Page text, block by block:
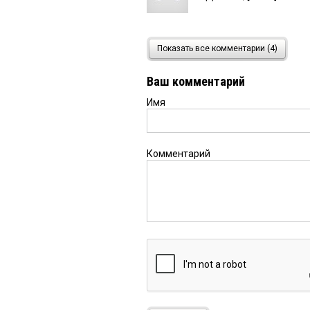
24 мая 2026 в 10:24:
Ну то есть силами
Показать все комментарии (4)
Ваш комментарий
Имя
Комментарий